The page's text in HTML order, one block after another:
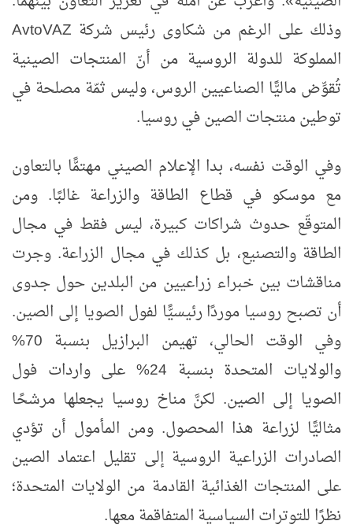
وذلك على الرغم من شكاوى رئيس شركة AvtoVAZ
المملوكة للدولة الروسية من أنّ المنتجات الصينية
تُقوِّض ماليًّا الصناعيين الروس، وليس ثمّة مصلحة في
توطين منتجات الصين في روسيا.
وفي الوقت نفسه، بدا الإعلام الصيني مهتمًّا بالتعاون
مع موسكو في قطاع الطاقة والزراعة غالبًا. ومن
المتوقّع حدوث شراكات كبيرة، ليس فقط في مجال
الطاقة والتصنيع، بل كذلك في مجال الزراعة. وجرت
مناقشات بين خبراء زراعيين من البلدين حول جدوى
أن تصبح روسيا موردًا رئيسيًّا لفول الصويا إلى الصين.
وفي الوقت الحالي، تهيمن البرازيل بنسبة 70%
والولايات المتحدة بنسبة 24% على واردات فول
الصويا إلى الصين. لكنَّ مناخ روسيا يجعلها مرشحًا
مثاليًّا لزراعة هذا المحصول. ومن المأمول أن تؤدي
الصادرات الزراعية الروسية إلى تقليل اعتماد الصين
على المنتجات الغذائية القادمة من الولايات المتحدة؛
نظرًا للتوترات السياسية المتفاقمة معها.